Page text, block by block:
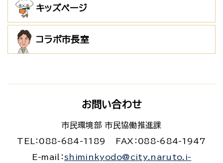
キッズページ
コラボ市長室
お問い合わせ
市民環境部 市民協働推進課
TEL：088-684-1189
FAX：088-684-1947
E-mail： shiminkyodo@city.naruto.i-